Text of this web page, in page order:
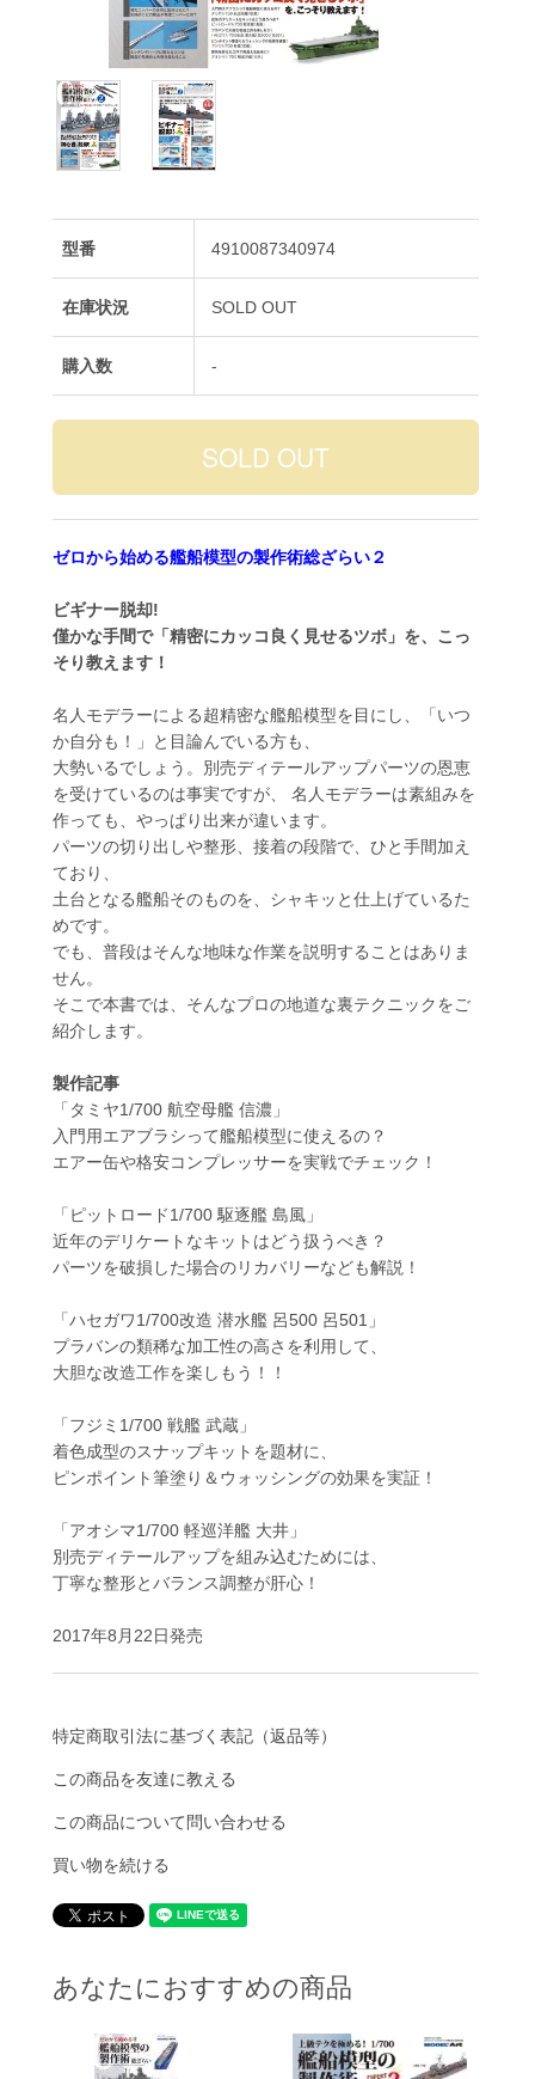
型番 4910087340974
在庫状況 SOLD OUT
購入数 -
ゼロから始める艦船模型の製作術総ざらい２
ビギナー脱却!
僅かな手間で「精密にカッコ良く見せるツボ」を、こっ
そり教えます！
名人モデラーによる超精密な艦船模型を目にし、「いつ
か自分も！」と目論んでいる方も、
大勢いるでしょう。別売ディテールアップパーツの恩恵
を受けているのは事実ですが、 名人モデラーは素組みを
作っても、やっぱり出来が違います。
パーツの切り出しや整形、接着の段階で、ひと手間加え
ており、
土台となる艦船そのものを、シャキッと仕上げているた
めです。
でも、普段はそんな地味な作業を説明することはありま
せん。
そこで本書では、そんなプロの地道な裏テクニックをご
紹介します。
製作記事
「タミヤ1/700 航空母艦 信濃」
入門用エアブラシって艦船模型に使えるの？
エアー缶や格安コンプレッサーを実戦でチェック！
「ピットロード1/700 駆逐艦 島風」
近年のデリケートなキットはどう扱うべき？
パーツを破損した場合のリカバリーなども解説！
「ハセガワ1/700改造 潜水艦 呂500 呂501」
プラバンの類稀な加工性の高さを利用して、
大胆な改造工作を楽しもう！！
「フジミ1/700 戦艦 武蔵」
着色成型のスナップキットを題材に、
ピンポイント筆塗り＆ウォッシングの効果を実証！
「アオシマ1/700 軽巡洋艦 大井」
別売ディテールアップを組み込むためには、
丁寧な整形とバランス調整が肝心！
2017年8月22日発売
特定商取引法に基づく表記（返品等）
この商品を友達に教える
この商品について問い合わせる
買い物を続ける
あなたにおすすめの商品